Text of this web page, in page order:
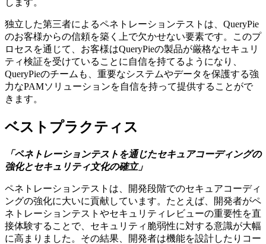
します。
独立した第三者によるペネトレーションテストは、QueryPie
のお客様からの信頼を築く上で欠かせない要素です。このプ
ロセスを通じて、お客様はQueryPieの製品が厳格なセキュリ
ティ検証を受けていることに自信を持てるようになり、
QueryPieのチームも、重要なシステムやデータを保護する強
力なPAMソリューションを自信を持って提供することがで
きます。
ベストプラクティス
「ペネトレーションテストを通じたセキュアコーディングの
強化とセキュリティ文化の確立」
ペネトレーションテストは、開発段階でのセキュアコーディ
ングの強化に大いに貢献しています。たとえば、開発者がペ
ネトレーションテストやセキュリティレビューの重要性を直
接体験することで、セキュリティ脆弱性に対する意識が大幅
に高まりました。その結果、開発者は機能を設計したりコー